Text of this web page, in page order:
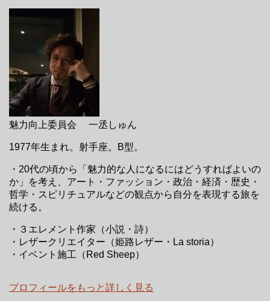
魅力向上委員会 一丞しゅん
1977年生まれ。射手座。B型。
・20代の頃から「魅力的な人になるにはどうすればよいの
か」を考え、アート・ファッション・政治・経済・歴史・
哲学・スピリチュアルなどの観点から自分を表現する旅を
続ける。
・３エレメント作家（小説・詩）
・レザークリエイター（姫路レザー・La storia）
・イベント施工（Red Sheep）
プロフィールをもっと詳しく見る